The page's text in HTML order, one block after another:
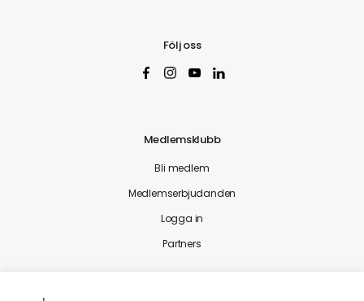
Följ oss
Medlemsklubb
Bli medlem
Medlemserbjudanden
Logga in
Partners